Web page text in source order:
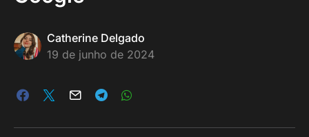
Catherine Delgado
19 de junho de 2024